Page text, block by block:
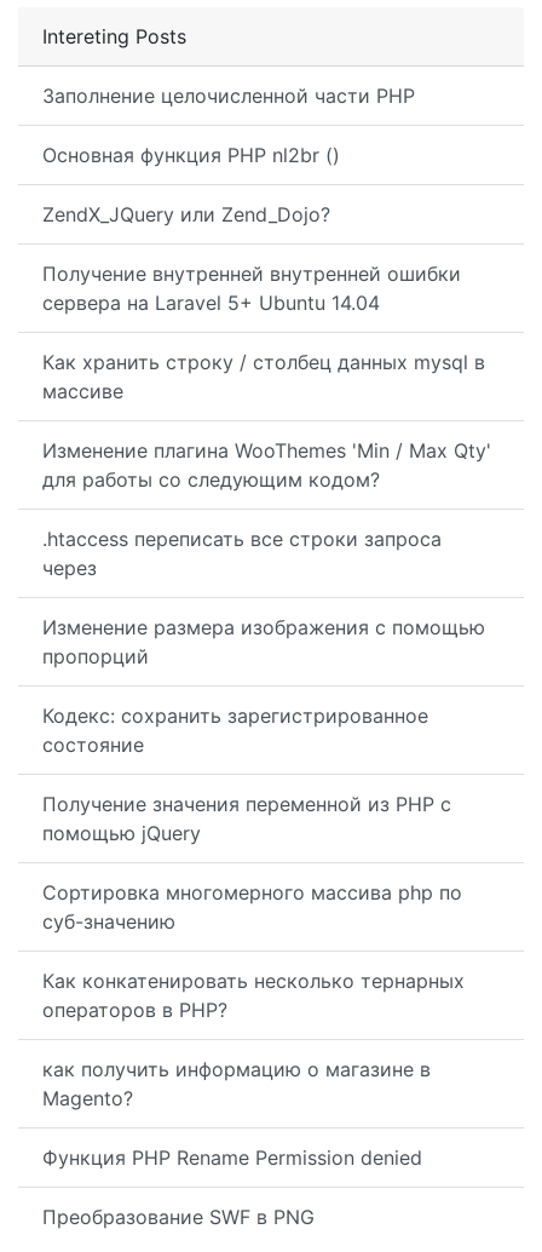
Intereting Posts
Заполнение целочисленной части PHP
Основная функция PHP nl2br ()
ZendX_JQuery или Zend_Dojo?
Получение внутренней внутренней ошибки
сервера на Laravel 5+ Ubuntu 14.04
Как хранить строку / столбец данных mysql в
массиве
Изменение плагина WooThemes 'Min / Max Qty'
для работы со следующим кодом?
.htaccess переписать все строки запроса
через
Изменение размера изображения с помощью
пропорций
Кодекс: сохранить зарегистрированное
состояние
Получение значения переменной из PHP с
помощью jQuery
Сортировка многомерного массива php по
суб-значению
Как конкатенировать несколько тернарных
операторов в PHP?
как получить информацию о магазине в
Magento?
Функция PHP Rename Permission denied
Преобразование SWF в PNG